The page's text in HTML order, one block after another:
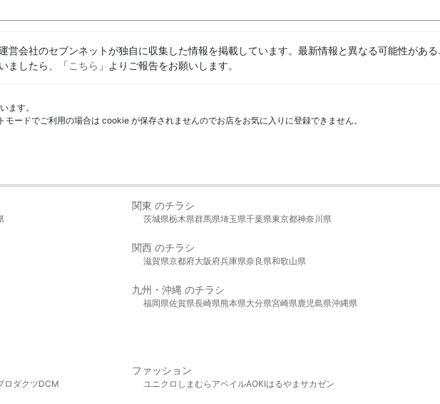
営会社のセブンネットが独自に収集した情報を掲載しています。最新情報と異なる可能性があ
ましたら、「こちら 」よりご報告をお願いします。
ます。
ードでご利用の場合は cookie が保存されませんのでお店をお気に入りに登録できません。
関東 のチラシ
茨城県栃木県群馬県埼玉県千葉県東京都神奈川県
関西 のチラシ
滋賀県京都府大阪府兵庫県奈良県和歌山県
九州・沖縄 のチラシ
福岡県佐賀県長崎県熊本県大分県宮崎県鹿児島県沖縄県
ロダクツDCM
ファッション
ユニクロ しまむら アベイルAOKIはるやま サカゼン